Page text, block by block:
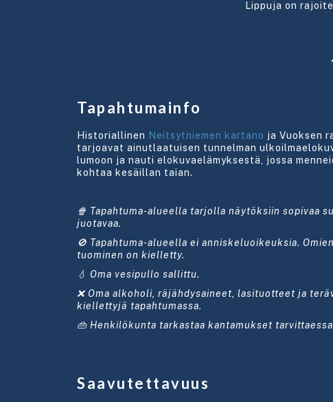
Lippuja on
Tapahtumainfo
Historiallinen Neitsytniemen kartano ja Vuoksen
tarjoavat ainutlaatuisen tunnelman
lumoon ja nauti elokuvaelämyksestä, jossa
kohtaa kesäillan taian.
🍿 Tapahtuma-alueella tarjolla näytöksiin sopivaa
juotavaa.
🚫 Tapahtuma-alueella ei anniskeluoikeuksia.
tuominen on kielletty.
💧 Oma vesipullo sallittu.
❌ Oma alkoholi, räjähdysaineet, lasituotteet ja
kiellettyjä tapahtumassa.
👜 Henkilökunta tarkastaa kantamukset
Saavutettavuus